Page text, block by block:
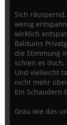
Sich
wenig
wirklich
Balduins
die Stimmung
schien es
Und vielleicht
nicht mehr
Ein Schaudern
Grau wie das